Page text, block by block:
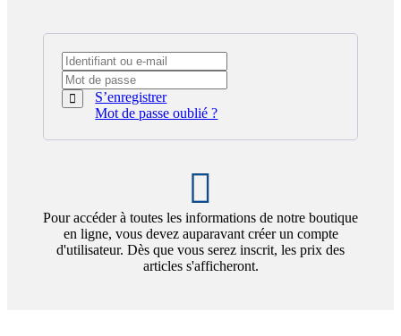
S’enregistrer
Mot de passe oublié ?
Pour accéder à toutes les informations de notre boutique
en ligne, vous devez auparavant créer un compte
d'utilisateur. Dès que vous serez inscrit, les prix des
articles s'afficheront.